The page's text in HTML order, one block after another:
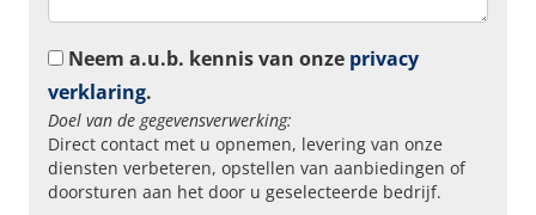
Neem a.u.b. kennis van onze privacy
verklaring.
Doel van de gegevensverwerking:
Direct contact met u opnemen, levering van onze
diensten verbeteren, opstellen van aanbiedingen of
doorsturen aan het door u geselecteerde bedrijf.